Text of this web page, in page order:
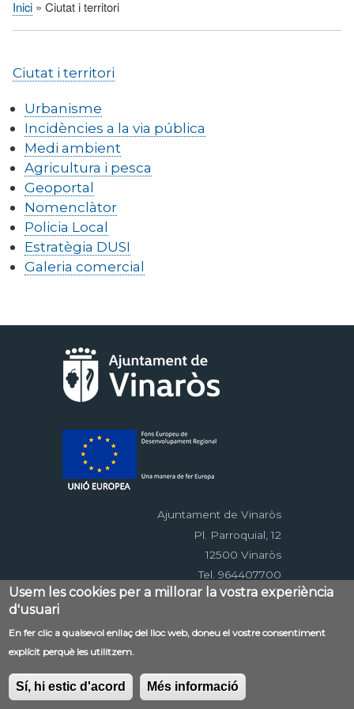
Fil
Inici Ciutat i territori
Ciutat i territori
Urbanisme
Incidències a la via pública
Medi ambient
Agricultura i pesca
Geoportal
Nomenclàtor
Policia Local
Estratègia DUSI
Galeria comercial
Ajuntament de Vinaròs
Pl. Parroquial, 12
12500 Vinaròs
Tel. 964407700
Menú
al
pie
Contacte Avís legal
Mapa web
Accessibilitat
EDUSI
Usem les cookies per a millorar la vostra experiència
d'usuari
En fer clic a qualsevol enllaç del lloc web, doneu el vostre consentiment
explícit perquè les utilitzem.
Sí, hi estic d'acord Més informació